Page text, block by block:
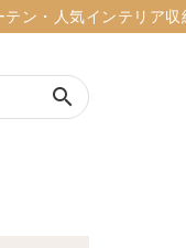
ン・人気インテリア
search